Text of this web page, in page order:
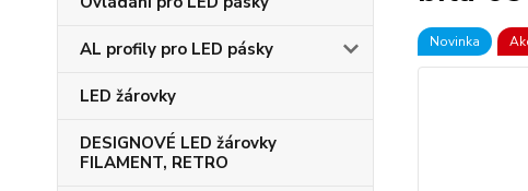
AL profily pro LED pásky
LED žárovky
DESIGNOVÉ LED žárovky
FILAMENT, RETRO
Novinka